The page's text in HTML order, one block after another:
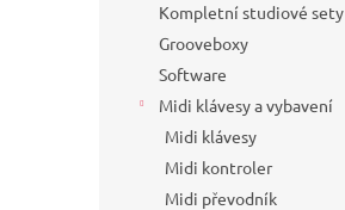
Kompletní studiové sety
Grooveboxy
Software
Midi klávesy a vybavení
Midi klávesy
Midi kontroler
Midi převodník